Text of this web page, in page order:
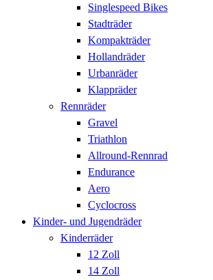
Singlespeed Bikes
Stadträder
Kompakträder
Hollandräder
Urbanräder
Klappräder
Rennräder
Gravel
Triathlon
Allround-Rennrad
Endurance
Aero
Cyclocross
Kinder- und Jugendräder
Kinderräder
12 Zoll
14 Zoll